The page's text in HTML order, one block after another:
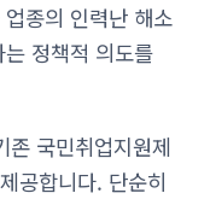
종의 인력난 해소
정책적 의도를
국민취업지원제
공합니다. 단순히